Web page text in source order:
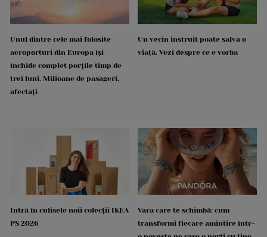
Unul dintre cele mai folosite
aeroporturi din Europa își
închide complet porțile timp de
trei luni. Milioane de pasageri,
afectați
Un vecin instruit poate salva o
viață. Vezi despre ce e vorba
Intră în culisele noii colecții IKEA
PS 2026
Vara care te schimbă: cum
transformi fiecare amintire într-